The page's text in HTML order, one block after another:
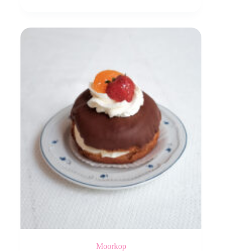
Moorkop